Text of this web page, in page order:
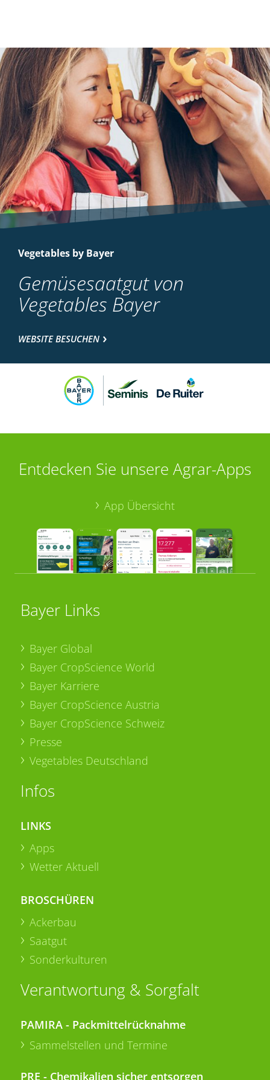
Vegetables by Bayer
Gemüsesaatgut von
Vegetables Bayer
WEBSITE BESUCHEN
Entdecken Sie unsere Agrar-Apps
App Übersicht
Bayer Links
Bayer Global
Bayer CropScience World
Bayer Karriere
Bayer CropScience Austria
Bayer CropScience Schweiz
Presse
Vegetables Deutschland
Infos
LINKS
Apps
Wetter Aktuell
BROSCHÜREN
Ackerbau
Saatgut
Sonderkulturen
Verantwortung & Sorgfalt
PAMIRA - Packmittelrücknahme
Sammelstellen und Termine
PRE - Chemikalien sicher entsorgen